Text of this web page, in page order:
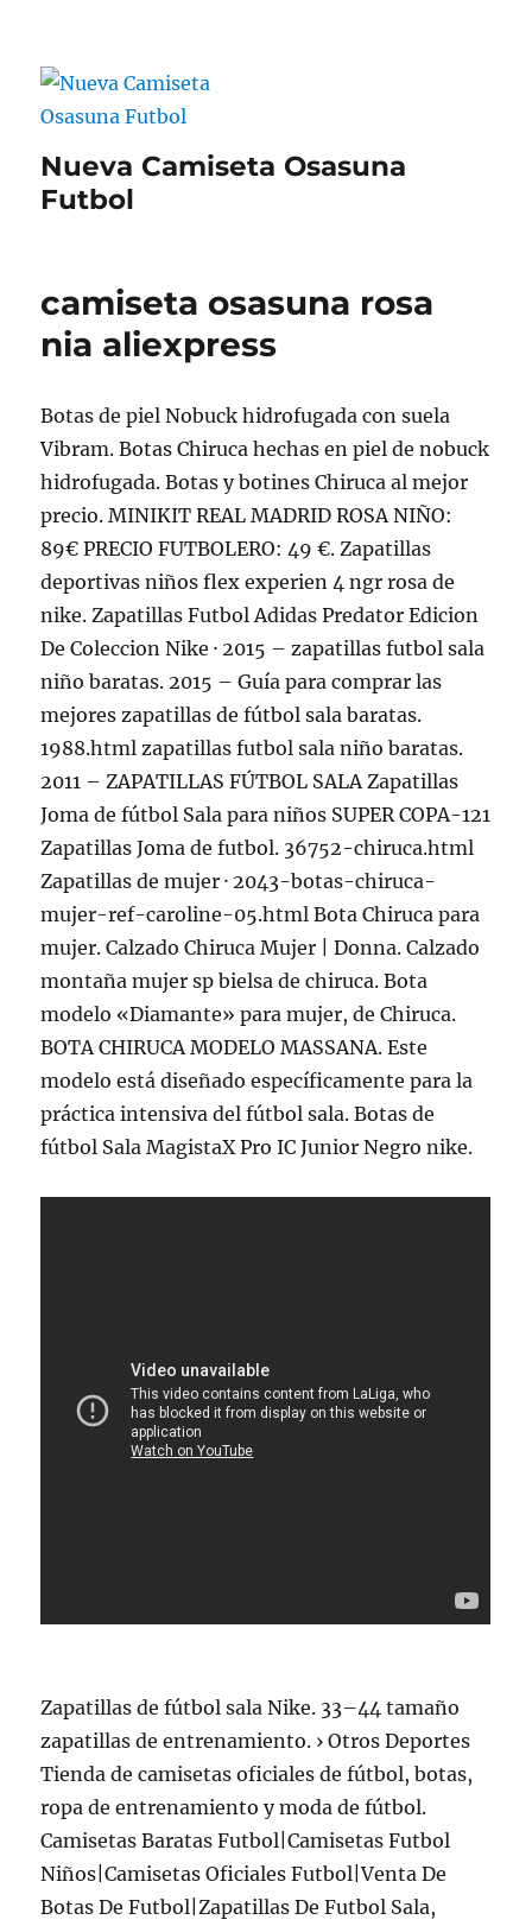
Nueva Camiseta Osasuna
Futbol
camiseta osasuna rosa
nia aliexpress
Botas de piel Nobuck hidrofugada con suela
Vibram. Botas Chiruca hechas en piel de nobuck
hidrofugada. Botas y botines Chiruca al mejor
precio. MINIKIT REAL MADRID ROSA NIÑO:
89€ PRECIO FUTBOLERO: 49 €. Zapatillas
deportivas niños flex experien 4 ngr rosa de
nike. Zapatillas Futbol Adidas Predator Edicion
De Coleccion Nike · 2015 – zapatillas futbol sala
niño baratas. 2015 – Guía para comprar las
mejores zapatillas de fútbol sala baratas.
1988.html zapatillas futbol sala niño baratas.
2011 – ZAPATILLAS FÚTBOL SALA Zapatillas
Joma de fútbol Sala para niños SUPER COPA-121
Zapatillas Joma de futbol. 36752-chiruca.html
Zapatillas de mujer · 2043-botas-chiruca-
mujer-ref-caroline-05.html Bota Chiruca para
mujer. Calzado Chiruca Mujer | Donna. Calzado
montaña mujer sp bielsa de chiruca. Bota
modelo «Diamante» para mujer, de Chiruca.
BOTA CHIRUCA MODELO MASSANA. Este
modelo está diseñado específicamente para la
práctica intensiva del fútbol sala. Botas de
fútbol Sala MagistaX Pro IC Junior Negro nike.
Zapatillas de fútbol sala Nike. 33–44 tamaño
zapatillas de entrenamiento. › Otros Deportes
Tienda de camisetas oficiales de fútbol, botas,
ropa de entrenamiento y moda de fútbol.
Camisetas Baratas Futbol|Camisetas Futbol
Niños|Camisetas Oficiales Futbol|Venta De
Botas De Futbol|Zapatillas De Futbol Sala,